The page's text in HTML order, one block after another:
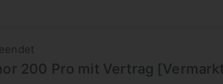
200 Pro mit Vertrag